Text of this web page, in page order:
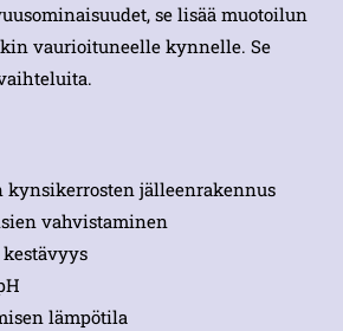
se lisää muotoilun
vaurioituneelle kynnelle. Se
kynsikerrosten jälleenrakennus
vahvistaminen
lämpötila